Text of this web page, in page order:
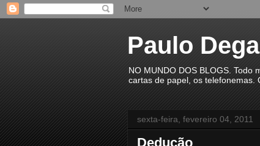
Paulo
NO MUNDO DOS BLOGS.
cartas de papel, os telefonemas.
sexta-feira, fevereiro 04, 2011
Dedução